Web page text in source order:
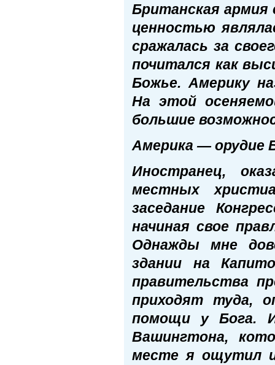
Британская армия
ценностью
сражалась за
почитался как
Божье. Америку
На этой
большие
Америка — орудие
Иностранец,
местных
заседание
начиная свое
Однажды мне
здании на
правительства
приходят туда,
помощи у Бога.
Вашингтона,
месте я ощутил